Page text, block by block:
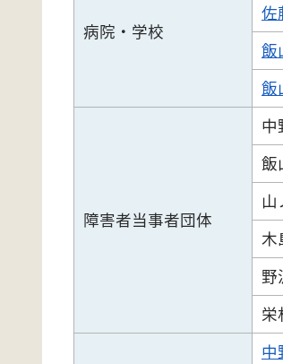
病院・学校
佐
飯
飯
障害者当事者団体
中
飯
木
野
栄
中